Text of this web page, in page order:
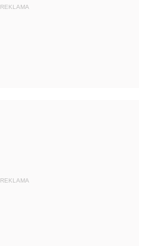
REKLAMA
REKLAMA